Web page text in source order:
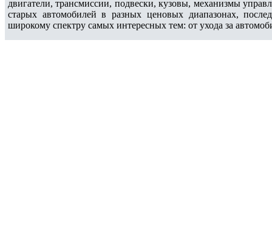
двигатели, трансмиссии, подвески, кузовы, механизмы
старых автомобилей в разных ценовых диапазонах,
широкому спектру самых интересных тем: от ухода за